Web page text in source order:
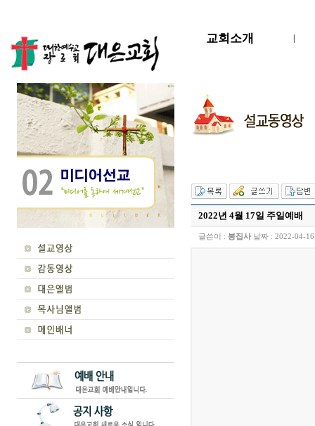
교회소개
2022년 4월 17일 주일예배
글쓴이 : 봉집사 날짜 : 2022-04-